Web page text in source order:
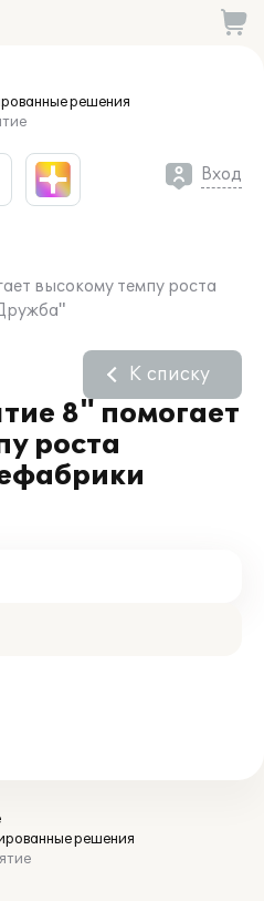
решения
Вход
высокому темпу роста
8" помогает
роста
К списку
решения